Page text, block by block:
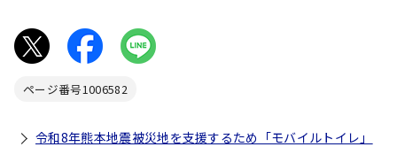
ページ番号1006582
令和8年熊本地震被災地を支援するため「モバイルトイレ」